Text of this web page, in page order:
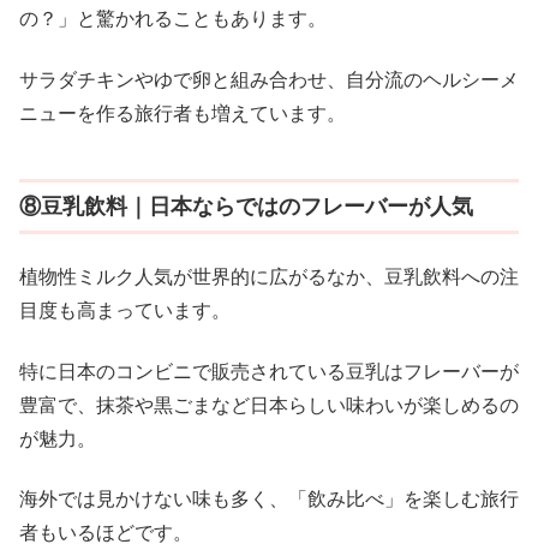
の？」と驚かれることもあります。
サラダチキンやゆで卵と組み合わせ、自分流のヘルシーメ
ニューを作る旅行者も増えています。
⑧豆乳飲料｜日本ならではのフレーバーが人気
植物性ミルク人気が世界的に広がるなか、豆乳飲料への注
目度も高まっています。
特に日本のコンビニで販売されている豆乳はフレーバーが
豊富で、抹茶や黒ごまなど日本らしい味わいが楽しめるの
が魅力。
海外では見かけない味も多く、「飲み比べ」を楽しむ旅行
者もいるほどです。